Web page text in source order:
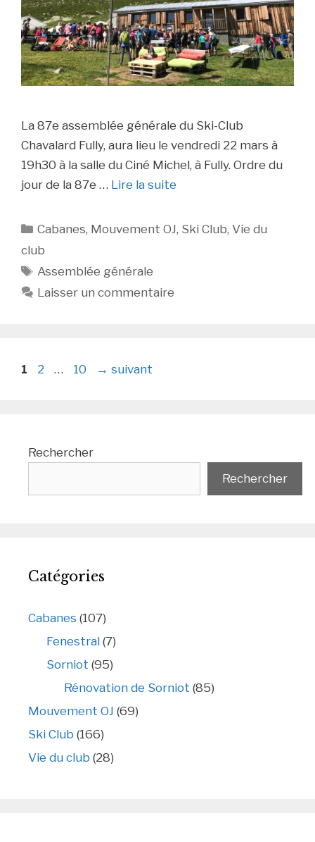
La 87e assemblée générale du Ski-Club
Chavalard Fully, aura lieu le vendredi 22 mars à
19h30 à la salle du Ciné Michel, à Fully. Ordre du
jour de la 87e … Lire la suite
Catégories
Cabanes, Mouvement OJ, Ski Club, Vie du
club
Étiquettes
Assemblée générale
Laisser un commentaire
Page
1 Page
2 … Page
10 → suivant
Rechercher
Rechercher
Catégories
Cabanes (107)
Fenestral(7)
Sorniot (95)
Rénovation de Sorniot (85)
Mouvement OJ (69)
Ski Club (166)
Vie du club (28)